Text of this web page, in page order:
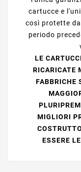
cartucce e
così protette
periodo
LE
RICARICATE
FABBRICHE
MIGLIORI
ESSERE